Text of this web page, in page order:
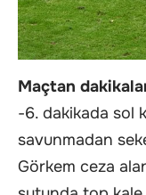
Maçtan
-6. dakikada sol
savunmadan
Görkem ceza